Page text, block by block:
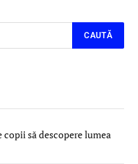
să descopere lumea